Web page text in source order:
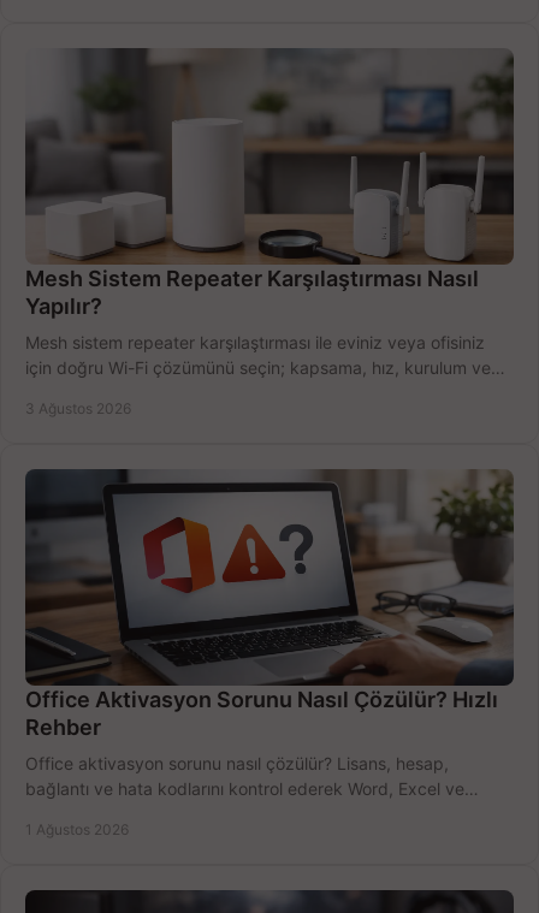
Mesh Sistem Repeater Karşılaştırması Nasıl
Yapılır?
Mesh sistem repeater karşılaştırması ile eviniz veya ofisiniz
için doğru Wi-Fi çözümünü seçin; kapsama, hız, kurulum ve
3 Ağustos 2026
Office Aktivasyon Sorunu Nasıl Çözülür? Hızlı
Rehber
Office aktivasyon sorunu nasıl çözülür? Lisans, hesap,
bağlantı ve hata kodlarını kontrol ederek Word, Excel ve
1 Ağustos 2026